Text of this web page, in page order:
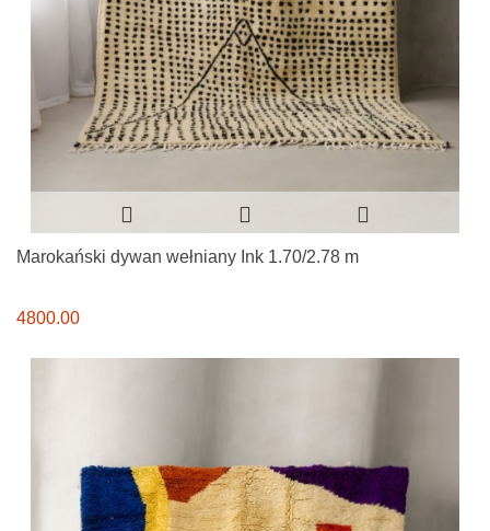
Marokański dywan wełniany Ink 1.70/2.78 m
4800.00